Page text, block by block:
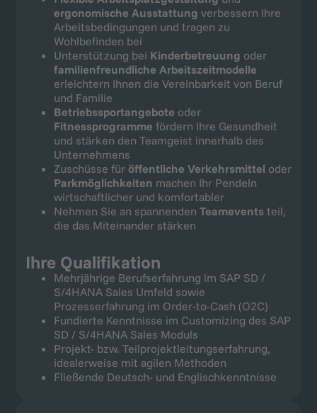
ergonomische Ausstattung verbessern Ihre
Arbeitsbedingungen und tragen zu
Wohlbefinden bei
Unterstützung bei Kinderbetreuung oder
familienfreundliche Arbeitszeitmodelle
erleichtern Ihnen die Vereinbarkeit von Beruf
und Familie
Betriebssportangebote oder
Fitnessprogramme fördern Ihre Gesundheit
und stärken den Teamgeist innerhalb des
Unternehmens
Zuschüsse füröffentliche Verkehrsmittel oder
Parkmöglichkeiten machen Ihr Pendeln
wirtschaftlicher und komfortabler
Nehmen Sie an spannenden Teamevents teil,
die das Miteinander stärken
Ihre Qualifikation
Mehrjährige Berufserfahrung im SAP SD /
S/4HANA Sales Umfeld sowie
Prozesserfahrung im Order-to-Cash (O2C)
Fundierte Kenntnisse im Customizing des SAP
SD / S/4HANA Sales Moduls
Projekt- bzw. Teilprojektleitungserfahrung,
idealerweise mit agilen Methoden
Fließende Deutsch- und Englischkenntnisse